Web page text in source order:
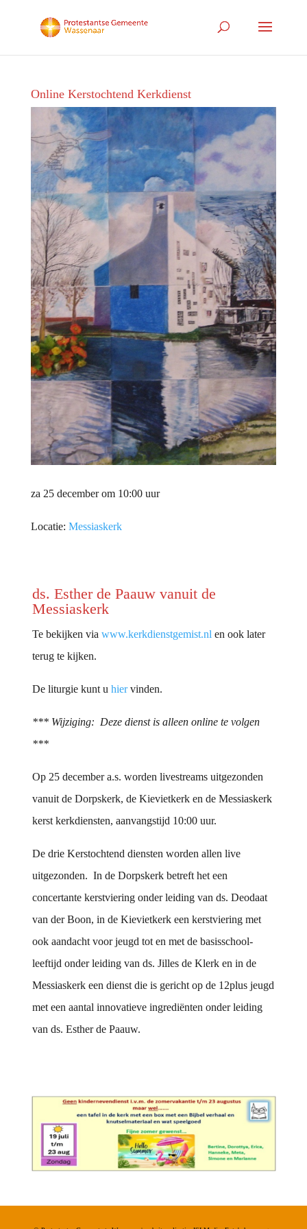
Online Kerstochtend Kerkdienst
za 25 december om 10:00 uur
Locatie: Messiaskerk
ds. Esther de Paauw vanuit de
Messiaskerk
Te bekijken via www.kerkdienstgemist.nl en ook later
terug te kijken.
De liturgie kunt u hiervinden.
*** Wijziging: Deze dienst is alleen online te volgen
***
Op 25 december a.s. worden livestreams uitgezonden
vanuit de Dorpskerk, de Kievietkerk en de Messiaskerk
kerst kerkdiensten, aanvangstijd 10:00 uur.
De drie Kerstochtend diensten worden allen live
uitgezonden. In de Dorpskerk betreft het een
concertante kerstviering onder leiding van ds. Deodaat
van der Boon, in de Kievietkerk een kerstviering met
ook aandacht voor jeugd tot en met de basisschool-
leeftijd onder leiding van ds. Jilles de Klerk en in de
Messiaskerk een dienst die is gericht op de 12plus jeugd
met een aantal innovatieve ingrediënten onder leiding
van ds. Esther de Paauw.